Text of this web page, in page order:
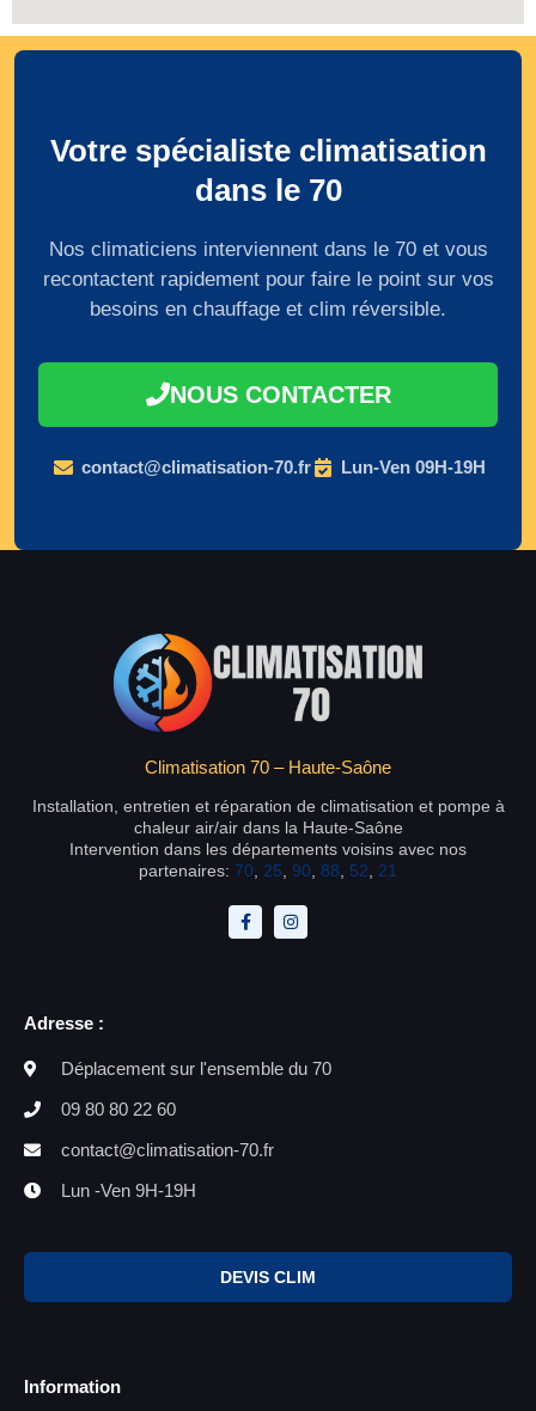
Votre spécialiste climatisation
dans le 70
Nos climaticiens interviennent dans le 70 et vous
recontactent rapidement pour faire le point sur vos
besoins en chauffage et clim réversible.
NOUS CONTACTER
contact@climatisation-70.fr Lun-Ven 09H-19H
Climatisation 70 – Haute-Saône
Installation, entretien et réparation de climatisation et pompe à
chaleur air/air dans la Haute-Saône
Intervention dans les départements voisins avec nos
partenaires: 70 25 90 88 52 21
Adresse :
Déplacement sur l'ensemble du 70
09 80 80 22 60
contact@climatisation-70.fr
Lun -Ven 9H-19H
DEVIS CLIM
Information